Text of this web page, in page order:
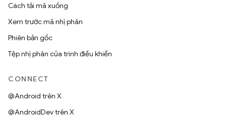
Cách tải mã xuống
Xem trước mã nhị phân
Phiên bản gốc
Tệp nhị phân của trình điều khiển
CONNECT
@Android trên X
@AndroidDev trên X